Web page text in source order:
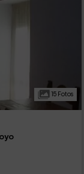
15 Fotos